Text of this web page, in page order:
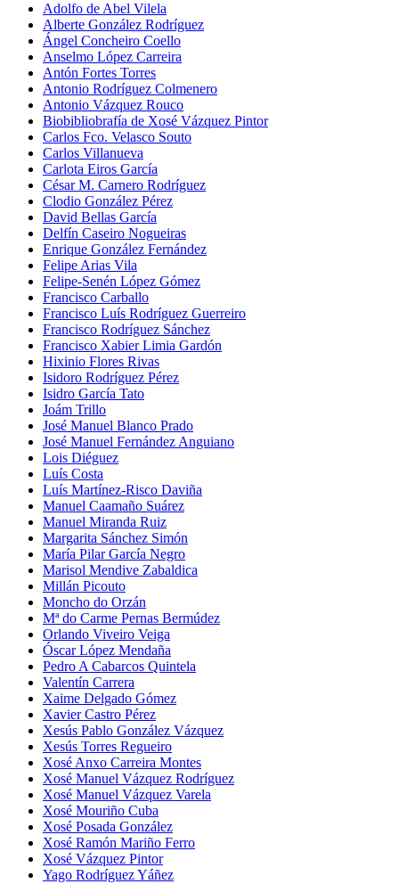
Adolfo de Abel Vilela
Alberte González Rodríguez
Ángel Concheiro Coello
Anselmo López Carreira
Antón Fortes Torres
Antonio Rodríguez Colmenero
Antonio Vázquez Rouco
Biobibliobrafía de Xosé Vázquez Pintor
Carlos Fco. Velasco Souto
Carlos Villanueva
Carlota Eiros García
César M. Carnero Rodríguez
Clodio González Pérez
David Bellas García
Delfín Caseiro Nogueiras
Enrique González Fernández
Felipe Arias Vila
Felipe-Senén López Gómez
Francisco Carballo
Francisco Luís Rodríguez Guerreiro
Francisco Rodríguez Sánchez
Francisco Xabier Limia Gardón
Hixinio Flores Rivas
Isidoro Rodríguez Pérez
Isidro García Tato
Joám Trillo
José Manuel Blanco Prado
José Manuel Fernández Anguiano
Lois Diéguez
Luís Costa
Luís Martínez-Risco Daviña
Manuel Caamaño Suárez
Manuel Miranda Ruiz
Margarita Sánchez Simón
María Pilar García Negro
Marisol Mendive Zabaldica
Millán Picouto
Moncho do Orzán
Mª do Carme Pernas Bermúdez
Orlando Viveiro Veiga
Óscar López Mendaña
Pedro A Cabarcos Quintela
Valentín Carrera
Xaime Delgado Gómez
Xavier Castro Pérez
Xesús Pablo González Vázquez
Xesús Torres Regueiro
Xosé Anxo Carreira Montes
Xosé Manuel Vázquez Rodríguez
Xosé Manuel Vázquez Varela
Xosé Mouriño Cuba
Xosé Posada González
Xosé Ramón Mariño Ferro
Xosé Vázquez Pintor
Yago Rodríguez Yáñez